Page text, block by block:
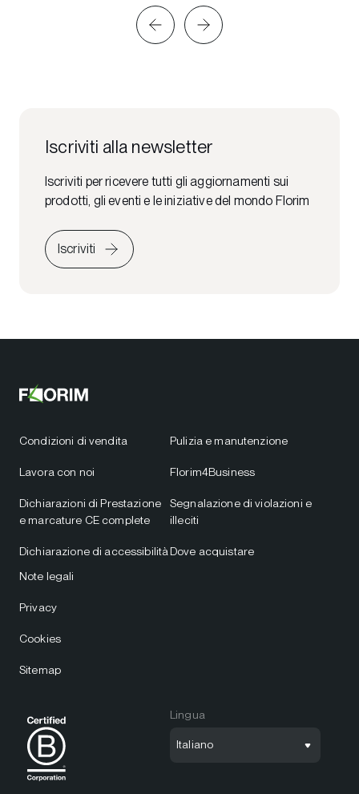
Iscriviti alla newsletter
Iscriviti per ricevere tutti gli aggiornamenti sui
prodotti, gli eventi e le iniziative del mondo Florim
Iscriviti
Condizioni di vendita
Lavora con noi
Dichiarazioni di Prestazione
e marcature CE complete
Dichiarazione di accessibilità
Pulizia e manutenzione
Florim4Business
Segnalazione di violazioni e
illeciti
Dove acquistare
Note legali
Privacy
Cookies
Sitemap
Lingua
Italiano